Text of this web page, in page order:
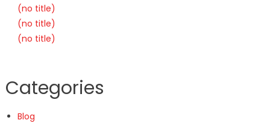
(no title)
(no title)
(no title)
Categories
Blog